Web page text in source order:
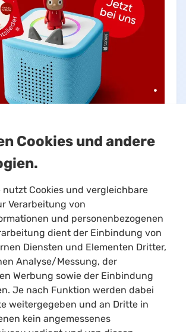
Limitloot
Roadmap
Kontakt
Kooperationen
Shortcuts
Cookies und andere
nutzt Cookies und vergleichbare
Verarbeitung von
und personenbezogenen
dient der Einbindung von
Diensten und Elementen Dritter,
Analyse/Messung, der
Werbung sowie der Einbindung
Je nach Funktion werden dabei
weitergegeben und an Dritte in
kein angemessenes